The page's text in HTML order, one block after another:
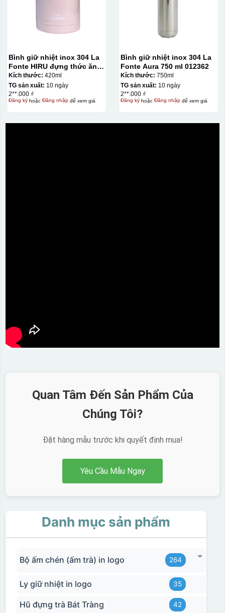
Bình giữ nhiệt inox 304 La
Fonte HIRU đựng thức ăn
420 ml – 012348
Kích thước: 420ml
TG sản xuất: 10 ngày
2**.000 ₫
Đăng kýhoặc Đăng nhậpđể xem giá
Bình giữ nhiệt inox 304 La
Fonte Aura 750 ml 012362
Kích thước: 750ml
TG sản xuất: 10 ngày
2**.000 ₫
Đăng kýhoặc Đăng nhậpđể xem giá
Quan Tâm Đến Sản Phẩm Của
Chúng Tôi?
Đặt hàng mẫu trước khi quyết định mua!
Yêu Cầu Mẫu Ngay
Danh mục sản phẩm
Bộ ấm chén (ấm trà) in logo 264
Ly giữ nhiệt in logo 35
Hũ đựng trà Bát Tràng 42